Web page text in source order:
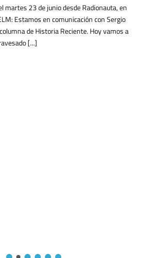
martes 23 de junio desde Radionauta, en
Estamos en comunicación con Sergio
de Historia Reciente. Hoy vamos a
[...]